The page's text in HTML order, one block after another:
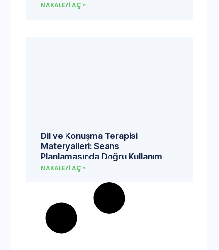
MAKALEYI AÇ »
Dil ve Konuşma Terapisi
Materyalleri: Seans
Planlamasında Doğru Kullanım
MAKALEYI AÇ »